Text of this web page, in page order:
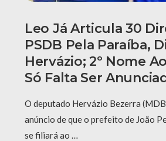
Leo Já Articula 30
PSDB Pela Paraíba,
Hervázio; 2º Nome
Só Falta Ser
O deputado Hervázio Bezerra
anúncio de que o prefeito de João
se filiará ao …